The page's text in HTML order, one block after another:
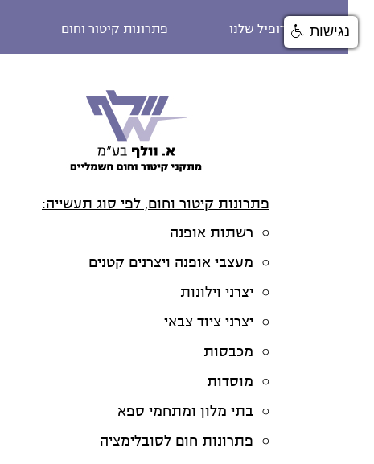
הפרופיל שלנו פתרונות קיטור וחום
פתרונות קיטור וחום, לפי סוג תעשייה:
רשתות אופנה
מעצבי אופנה ויצרנים קטנים
יצרני וילונות
יצרני ציוד צבאי
מכבסות
מוסדות
בתי מלון ומתחמי ספא
פתרונות חום לסובלימציה
נגישות